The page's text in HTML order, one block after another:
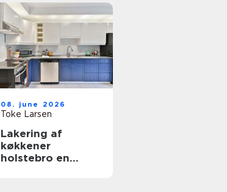
08. june 2026
Toke Larsen
Lakering af
køkkener
holstebro en